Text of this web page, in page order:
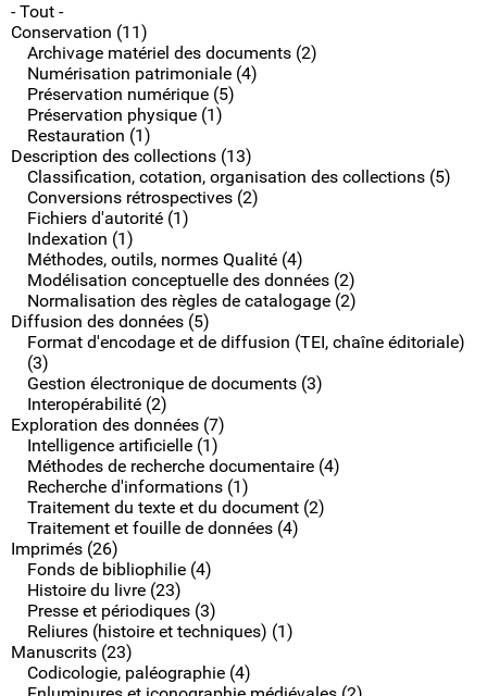
- Tout -
Conservation (11)
Archivage matériel des documents (2)
Numérisation patrimoniale (4)
Préservation numérique (5)
Préservation physique (1)
Restauration (1)
Description des collections (13)
Classification, cotation, organisation des collections (5)
Conversions rétrospectives (2)
Fichiers d'autorité (1)
Indexation (1)
Méthodes, outils, normes Qualité (4)
Modélisation conceptuelle des données (2)
Normalisation des règles de catalogage (2)
Diffusion des données (5)
Format d'encodage et de diffusion (TEI, chaîne éditoriale)
(3)
Gestion électronique de documents (3)
Interopérabilité (2)
Exploration des données (7)
Intelligence artificielle (1)
Méthodes de recherche documentaire (4)
Recherche d'informations (1)
Traitement du texte et du document (2)
Traitement et fouille de données (4)
Imprimés (26)
Fonds de bibliophilie (4)
Histoire du livre (23)
Presse et périodiques (3)
Reliures (histoire et techniques) (1)
Manuscrits (23)
Codicologie, paléographie (4)